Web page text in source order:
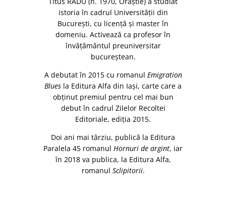
istoria în cadrul Universităţii din
Bucureşti, cu licenţă şi master în
domeniu. Activează ca profesor în
învăţământul preuniversitar
bucureştean.
A debutat în 2015 cu romanul Emigration
Blues la Editura Alfa din Iaşi, carte care a
obţinut premiul pentru cel mai bun
debut în cadrul Zilelor Recoltei
Editoriale, ediţia 2015.
Doi ani mai târziu, publică la Editura
Paralela 45 romanul Hornuri de argint, iar
în 2018 va publica, la Editura Alfa,
romanul Sclipitorii.